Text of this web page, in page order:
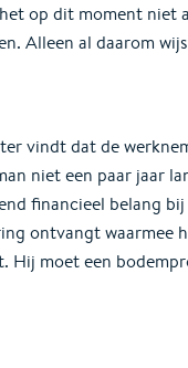
op dit moment niet
Alleen al daarom
vindt dat de
niet een paar jaar
financieel belang
ontvangt waarmee
Hij moet een